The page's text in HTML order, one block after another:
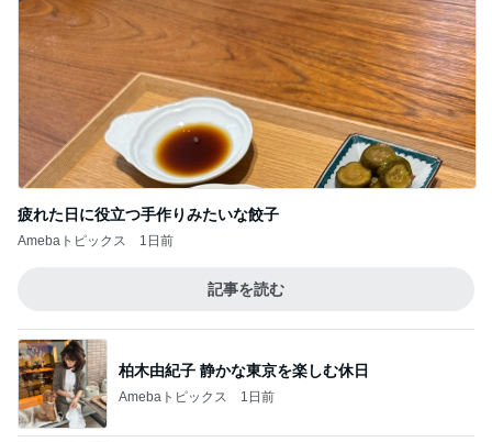
疲れた日に役立つ手作りみたいな餃子
Amebaトピックス 1日前
記事を読む
柏木由紀子 静かな東京を楽しむ休日
Amebaトピックス 1日前